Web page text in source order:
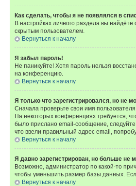
Как сделать, чтобы я не появлялся в
В настройках личного раздела вы найдёте
скрытым пользователем.
Вернуться к началу
Я забыл пароль!
Не паникуйте! Хотя пароль нельзя
на конференцию.
Вернуться к началу
Я только что зарегистрировался, но не
Сначала проверьте свои имя
На некоторых конференциях требуется,
было прислано email-сообщение,
что ввели правильный адрес email,
Вернуться к началу
Я давно зарегистрирован, но больше не
Возможно, администратор по какой-то
чтобы уменьшить размер базы данных.
Вернуться к началу